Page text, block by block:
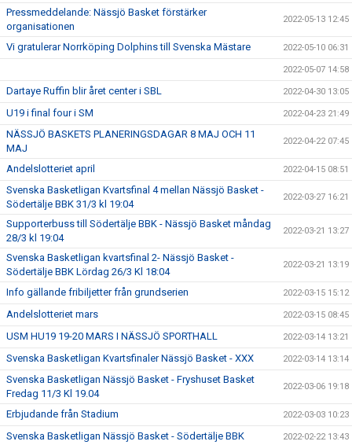
Pressmeddelande: Nässjö Basket förstärker
organisationen
2022-05-13 12:45
Vi gratulerar Norrköping Dolphins till Svenska Mästare 2022-05-10 06:31
2022-05-07 14:58
Dartaye Ruffin blir året center i SBL 2022-04-30 13:05
U19 i final four i SM 2022-04-23 21:49
NÄSSJÖ BASKETS PLANERINGSDAGAR 8 MAJ OCH 11
MAJ
2022-04-22 07:45
Andelslotteriet april 2022-04-15 08:51
Svenska Basketligan Kvartsfinal 4 mellan Nässjö Basket -
Södertälje BBK 31/3 kl 19:04
2022-03-27 16:21
Supporterbuss till Södertälje BBK - Nässjö Basket måndag
28/3 kl 19:04
2022-03-21 13:27
Svenska Basketligan kvartsfinal 2- Nässjö Basket -
Södertälje BBK Lördag 26/3 Kl 18:04
2022-03-21 13:19
Info gällande fribiljetter från grundserien 2022-03-15 15:12
Andelslotteriet mars 2022-03-15 08:45
USM HU19 19-20 MARS I NÄSSJÖ SPORTHALL 2022-03-14 13:21
Svenska Basketligan Kvartsfinaler Nässjö Basket - XXX 2022-03-14 13:14
Svenska Basketligan Nässjö Basket - Fryshuset Basket
Fredag 11/3 Kl 19.04
2022-03-06 19:18
Erbjudande från Stadium 2022-03-03 10:23
Svenska Basketligan Nässjö Basket - Södertälje BBK 2022-02-22 13:43